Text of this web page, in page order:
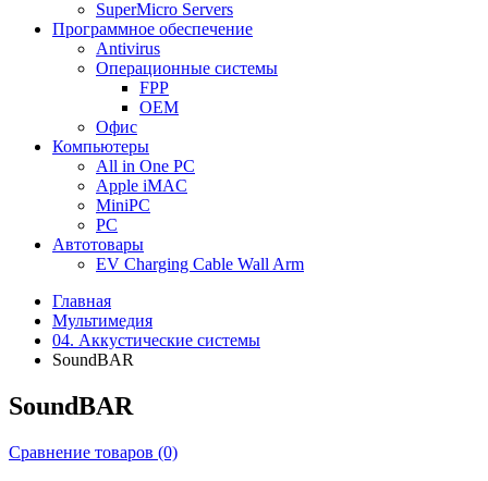
SuperMicro Servers
Программное обеспечение
Antivirus
Операционные системы
FPP
OEM
Офис
Компьютеры
All in One PC
Apple iMAC
MiniPC
PC
Автотовары
EV Charging Cable Wall Arm
Главная
Мультимедия
04. Аккустические системы
SoundBAR
SoundBAR
Сравнение товаров (0)